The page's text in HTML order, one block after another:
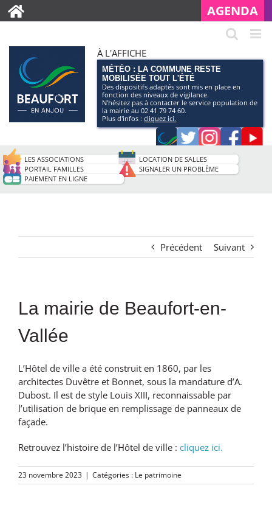
AGENDA
À L'AFFICHE
MÉTÉO : LA COMMUNE RESTE
MOBILISÉE TOUT L'ÉTÉ
Des dispositifs adaptés sont mis en place en
fonction des niveaux de vigilance.
N’hésitez pas à contacter le service population de
la mairie au 02 41 79 74 60.
Plus d'infos :cliquez ici.
Application
smartphone
de
TwitterInstagram
LES ASSOCIATIONS
LOCATION DE SALLES
PORTAIL FAMILLES
SIGNALER UN PROBLÈME
PAIEMENT EN LIGNE
Précédent Suivant
La mairie de Beaufort-en-
Vallée
L’Hôtel de ville a été construit en 1860, par les
architectes Duvêtre et Bonnet, sous la mandature d’A.
Dubost. Il est de style Louis XIII, reconnaissable par
l’utilisation de brique en remplissage de panneaux de
façade.
Retrouvez l’histoire de l’Hôtel de ville : cliquez ici.
23 novembre 2023 | Catégories : Le patrimoine